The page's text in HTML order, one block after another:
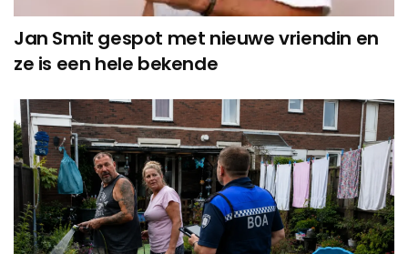
Jan Smit gespot met nieuwe vriendin en
ze is een hele bekende